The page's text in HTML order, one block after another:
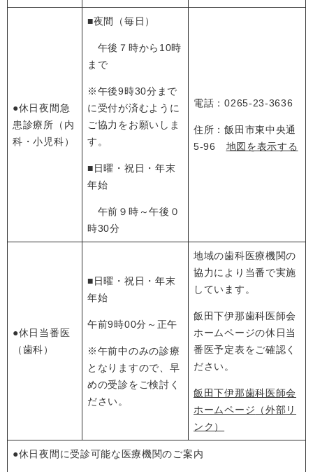
●休日夜間急
患診療所（内
科・小児科）
■夜間（毎日）
午後７時から10時
まで
※午後9時30分まで
に受付が済むように
ご協力をお願いしま
す。
■日曜・祝日・年末
年始
午前９時～午後０
時30分
電話：0265-23-3636
住所：飯田市東中央通
5-96 地図を表示する
●休日当番医
（歯科）
■日曜・祝日・年末
年始
午前9時00分～正午
※午前中のみの診療
となりますので、早
めの受診をご検討く
ださい。
地域の歯科医療機関の
協力により当番で実施
しています。
飯田下伊那歯科医師会
ホームページの休日当
番医予定表をご確認く
ださい。
飯田下伊那歯科医師会
ホームページ （外部リ
ンク）
●休日夜間に受診可能な医療機関のご案内